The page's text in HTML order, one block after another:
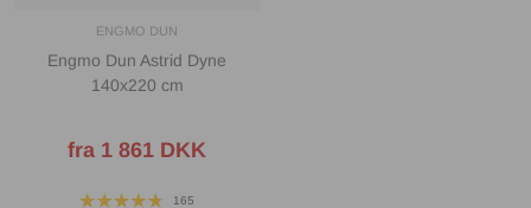
ENGMO DUN
Engmo Dun Astrid Dyne
140x220 cm
fra 1 861 DKK
165